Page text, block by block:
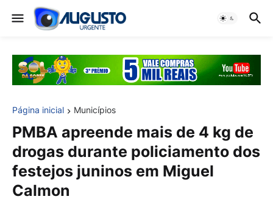
Página inicial Municípios
PMBA apreende mais de 4 kg de
drogas durante policiamento dos
festejos juninos em Miguel
Calmon